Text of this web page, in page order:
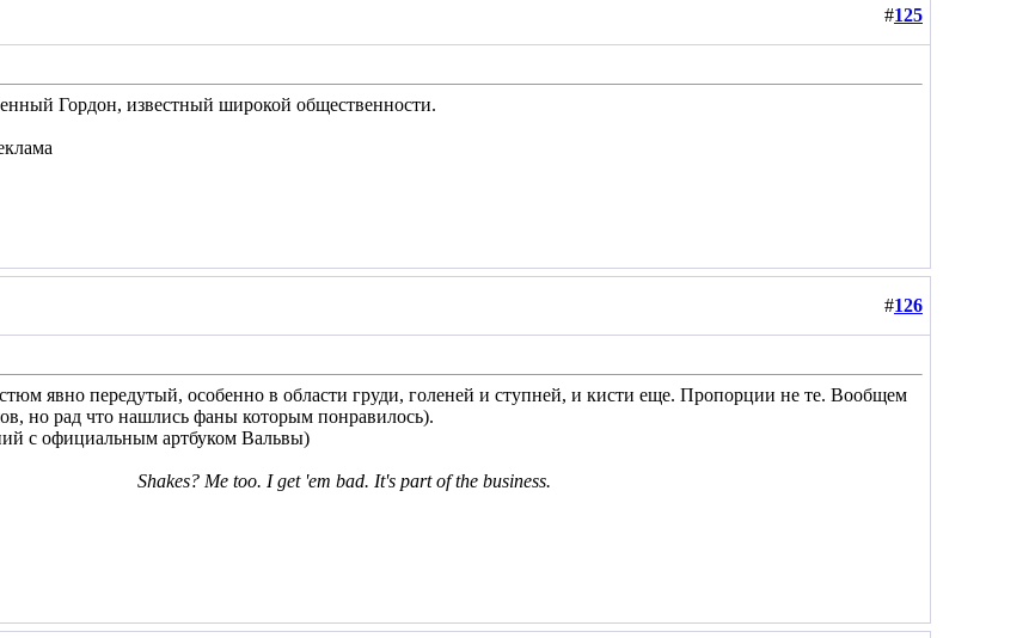
#125
Гордон, известный широкой общественности.
#126
явно передутый, особенно в области груди, голеней и ступней, и кисти еще. Пропорции не те. Вообщем
но рад что нашлись фаны которым понравилось).
с официальным артбуком Вальвы)
Shakes? Me too. I get 'em bad. It's part of the business.